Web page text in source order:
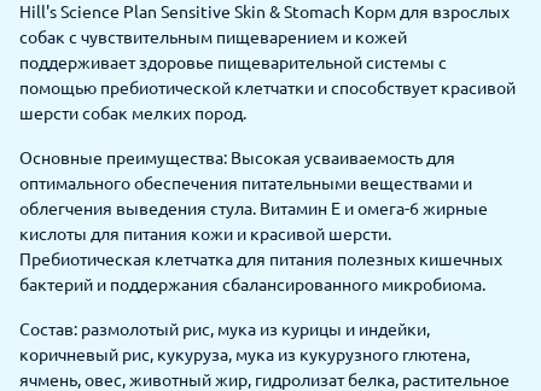
Hill's Science Plan Sensitive Skin & Stomach Корм для взрослых
собак с чувствительным пищеварением и кожей
поддерживает здоровье пищеварительной системы с
помощью пребиотической клетчатки и способствует красивой
шерсти собак мелких пород.
Основные преимущества: Высокая усваиваемость для
оптимального обеспечения питательными веществами и
облегчения выведения стула. Витамин Е и омега-6 жирные
кислоты для питания кожи и красивой шерсти.
Пребиотическая клетчатка для питания полезных кишечных
бактерий и поддержания сбалансированного микробиома.
Состав: размолотый рис, мука из курицы и индейки,
коричневый рис, кукуруза, мука из кукурузного глютена,
ячмень, овес, животный жир, гидролизат белка, растительное